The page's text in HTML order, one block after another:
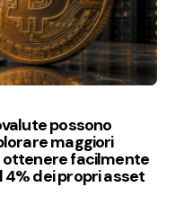
possono
maggiori
ottenere facilmente
dei propri asset